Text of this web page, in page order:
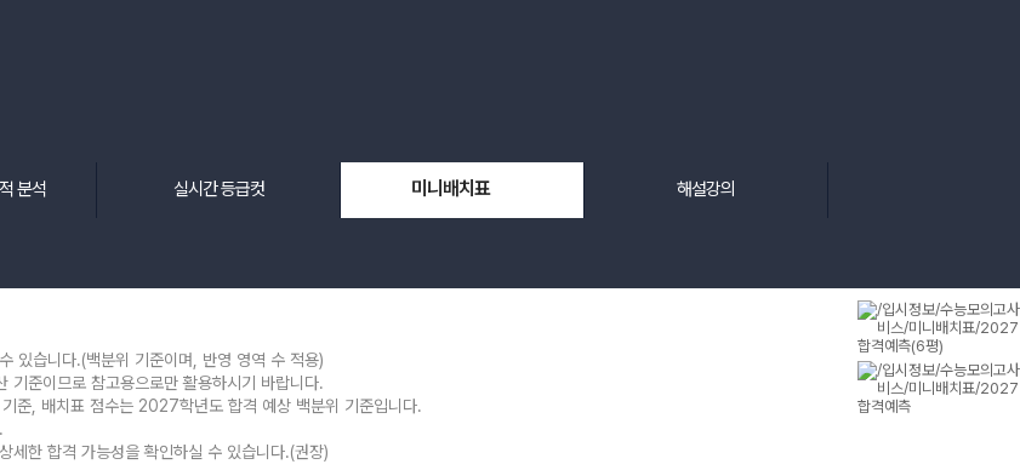
분석 실시간 등급컷 미니배치표 해설강의
있습니다.(백분위 기준이며, 반영 영역 수 적용)
준이므로 참고용으로만 활용하시기 바랍니다.
준, 배치표 점수는 2027학년도 합격 예상 백분위 기준입니다.
세한 합격 가능성을 확인하실 수 있습니다.(권장)